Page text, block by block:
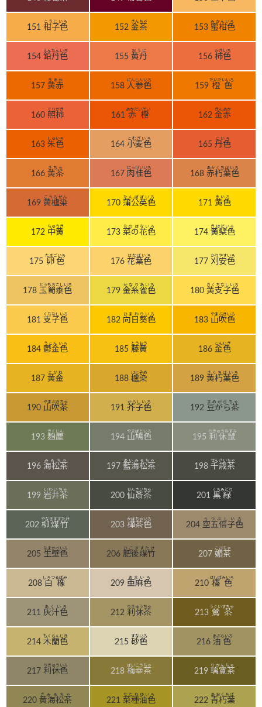
151 柑子色
こうじいろ
152 金茶
きんちゃ
153 蜜柑色
みかんいろ
154鉛丹色
えんたんいろ
155 黄丹
おうに
156 柿色
かきいろ
157黄赤
きあか
158 人参色
にんじんいろ
159 橙色
だいだいいろ
160 照柿
てりがき
161 赤橙
あかだいだい
162 金赤
きんあか
163朱色
しゅいろ
164 小麦色
こむぎいろ
165 丹色
にいろ
166黄茶
きちゃ
167 肉桂色
にっけいいろ
168 赤朽葉色
あかくちばいろ
169黄櫨染
こうろぜん
170 蒲公英色
たんぽぽいろ
171 黄色
きいろ
172 中黄
ちゅうき
173 菜の花色
なのはないろ
174 黄檗色
きはだいろ
175 卵色
たまごいろ
176 花葉色
はなばいろ
177 刈安色
かりやすいろ
178 玉蜀黍色
とうもろこしいろ
179 金糸雀色
かなりあいろ
180 黄支子色
きくちなしいろ
181支子色
くちなしいろ
182 向日葵色
ひまわりいろ
183 山吹色
やまぶきいろ
184鬱金色
うこんいろ
185 藤黄
とうおう
186 金色
こんじき
187黄金
こがね
188 櫨染
はじぞめ
189 黄朽葉色
きくちばいろ
190 山吹茶
やまぶきちゃ
191 芥子色
からしいろ
192 豆がら茶
まめがらちゃ
193麹塵
きくじん
194 山鳩色
やまばといろ
195 利休鼠
りきゅうねずみ
196海松茶
みるちゃ
197 藍海松茶
あいみるちゃ
198 千歳茶
せんさいちゃ
199 岩井茶
いわいちゃ
200 仙斎茶
せんさいちゃ
201 黒緑
くろみどり
202柳煤竹
やなぎすすたけ
203 樺茶色
かばちゃいろ
204 空五倍子色
うつぶしいろ
205 生壁色
なまかべいろ
206 肥後煤竹
ひごすすたけ
207 媚茶
こびちゃ
208 白橡
しろつるばみ
209 亜麻色
あまいろ
210 榛色
はしばみいろ
211 灰汁色
あくいろ
212 利休茶
りきゅうちゃ
213 鶯茶
うぐいすちゃ
214木蘭色
もくらんじき
215 砂色
すないろ
216 油色
あぶらいろ
217 利休色
りきゅういろ
218 梅幸茶
ばいこうちゃ
219 璃寛茶
りかんちゃ
220黄海松茶
きみるちゃ
221 菜種油色
なたねゆいろ
222 青朽葉
あおくちば